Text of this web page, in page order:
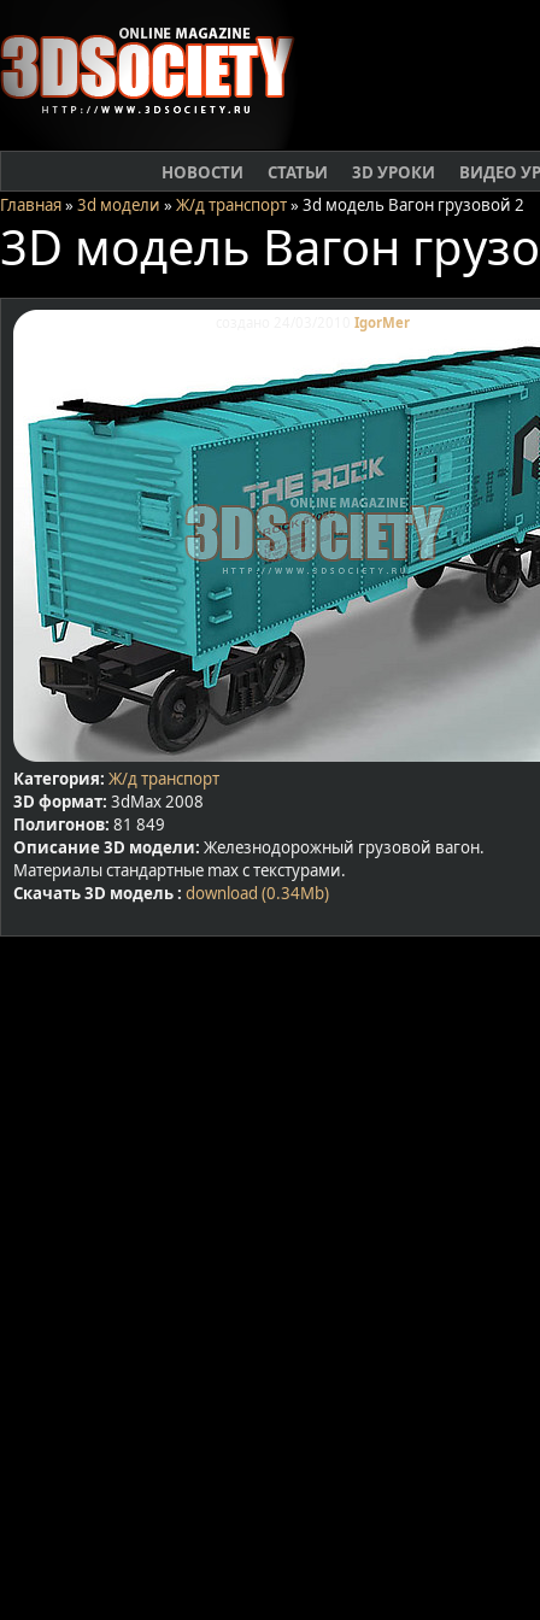
НОВОСТИ СТАТЬИ 3D УРОКИ
ВИДЕО
Главная» 3d модели » Ж/д транспорт» 3d модель Вагон грузовой 2
3D модель Вагон
IgorMer
Категория: Ж/д транспорт
3D формат: 3dMax 2008
Полигонов: 81 849
Описание 3D модели: Железнодорожный грузовой вагон.
Материалы стандартные max с текстурами.
Скачать 3D модель : download (0.34Mb)